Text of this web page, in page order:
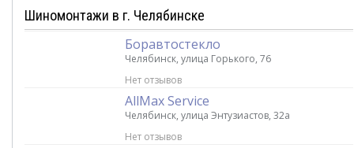
Шиномонтажи в г. Челябинске
Боравтостекло
Челябинск, улица Горького, 76
Нет отзывов
AllMax Service
Челябинск, улица Энтузиастов, 32а
Нет отзывов